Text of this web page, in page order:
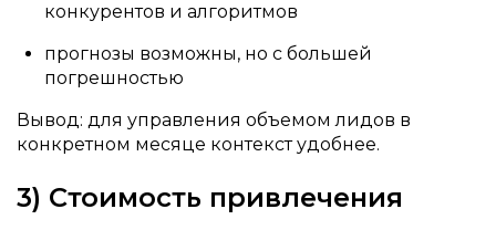
конкурентов и алгоритмов
прогнозы возможны, но с большей
погрешностью
Вывод: для управления объемом лидов в
конкретном месяце контекст удобнее.
3) Стоимость привлечения